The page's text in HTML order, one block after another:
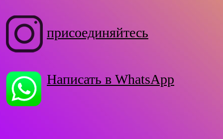
присоединяйтесь
Написать в WhatsApp